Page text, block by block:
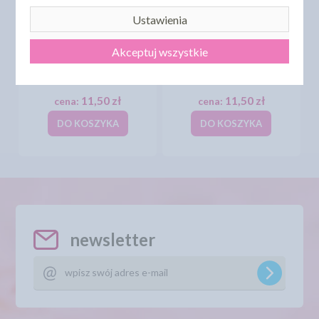
cena: 11,50 zł
DO KOSZYKA
cena: 11,50 zł
DO KOSZYKA
newsletter
Ustawienia
Akceptuj wszystkie